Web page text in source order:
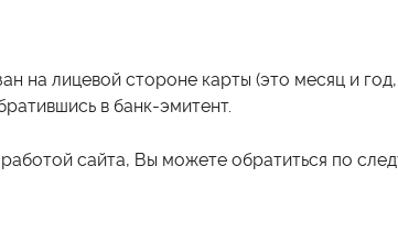
на лицевой стороне карты (это месяц и
в банк-эмитент.
сайта, Вы можете обратиться по